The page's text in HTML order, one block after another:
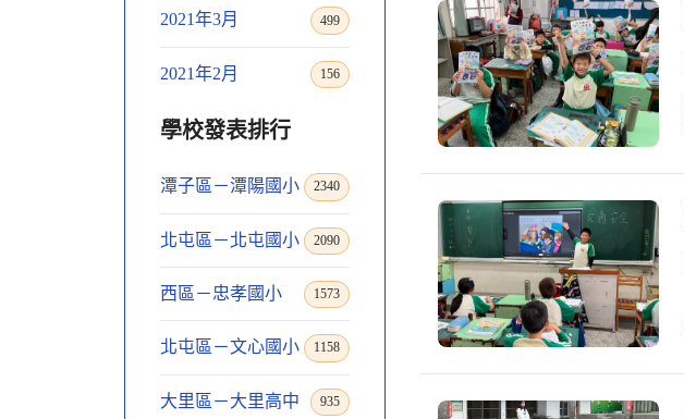
2021年3月 499
2021年2月 156
學校發表排行
潭子區－潭陽國小 2340
北屯區－北屯國小 2090
西區－忠孝國小 1573
北屯區－文心國小 1158
大里區－大里高中 935